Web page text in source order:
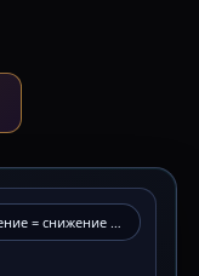
прояснение = снижение δn/размеров неоднородностей